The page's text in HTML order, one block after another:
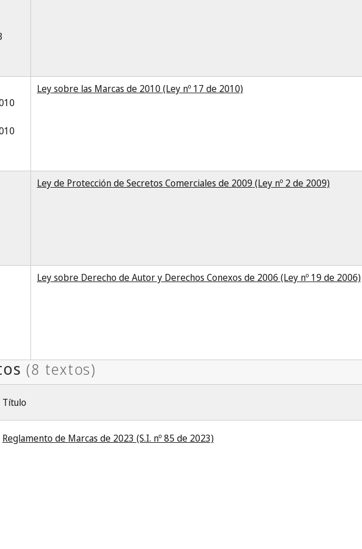
Ley sobre las Marcas de 2010 (Ley nº 17 de 2010)
Ley de Protección de Secretos Comerciales de 2009 (Ley nº 2 de 2009)
Ley sobre Derecho de Autor y Derechos Conexos de 2006 (Ley nº 19 de 2006)
Título
Reglamento de Marcas de 2023 (S.I. nº 85 de 2023)